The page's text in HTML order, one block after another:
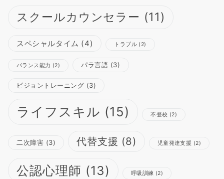
スクールカウンセラー (11)
スペシャルタイム (4) トラブル (2)
バランス能力 (2) パラ言語 (3)
ビジョントレーニング (3)
ライフスキル (15) 不登校 (2)
二次障害 (3) 代替支援 (8) 児童発達支援 (2)
公認心理師 (13) 呼吸訓練 (2)